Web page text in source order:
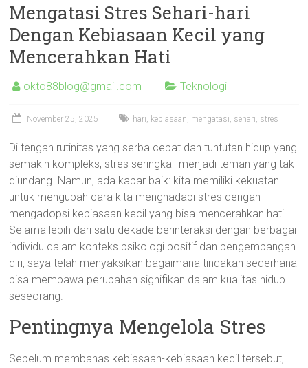
Mengatasi Stres Sehari-hari
Dengan Kebiasaan Kecil yang
Mencerahkan Hati
okto88blog@gmail.com Teknologi
November 25, 2025 hari, kebiasaan, mengatasi, sehari, stres
Di tengah rutinitas yang serba cepat dan tuntutan hidup yang
semakin kompleks, stres seringkali menjadi teman yang tak
diundang. Namun, ada kabar baik: kita memiliki kekuatan
untuk mengubah cara kita menghadapi stres dengan
mengadopsi kebiasaan kecil yang bisa mencerahkan hati.
Selama lebih dari satu dekade berinteraksi dengan berbagai
individu dalam konteks psikologi positif dan pengembangan
diri, saya telah menyaksikan bagaimana tindakan sederhana
bisa membawa perubahan signifikan dalam kualitas hidup
seseorang.
Pentingnya Mengelola Stres
Sebelum membahas kebiasaan-kebiasaan kecil tersebut,